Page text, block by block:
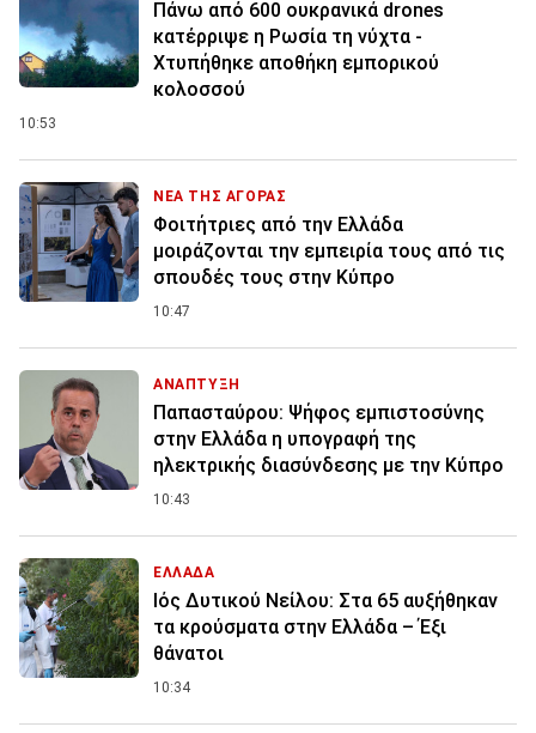
Πάνω από 600 ουκρανικά drones
κατέρριψε η Ρωσία τη νύχτα -
Χτυπήθηκε αποθήκη εμπορικού
κολοσσού
10:53
ΝΕΑ ΤΗΣ ΑΓΟΡΑΣ
Φοιτήτριες από την Ελλάδα
μοιράζονται την εμπειρία τους από τις
σπουδές τους στην Κύπρο
10:47
ΑΝΑΠΤΥΞΗ
Παπασταύρου: Ψήφος εμπιστοσύνης
στην Ελλάδα η υπογραφή της
ηλεκτρικής διασύνδεσης με την Κύπρο
10:43
ΕΛΛΑΔΑ
Ιός Δυτικού Νείλου: Στα 65 αυξήθηκαν
τα κρούσματα στην Ελλάδα – Έξι
θάνατοι
10:34